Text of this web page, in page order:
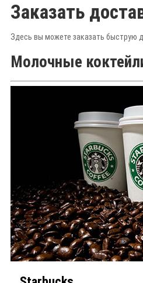
Заказать
Здесь вы можете заказать быструю
Молочные